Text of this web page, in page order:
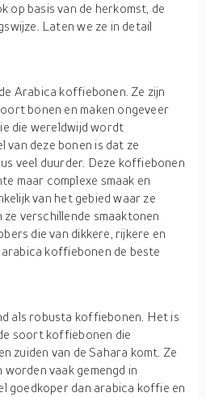
op basis van de herkomst, de
Laten we ze in detail
Arabica koffiebonen. Ze zijn
bonen en maken ongeveer
die wereldwijd wordt
van deze bonen is dat ze
veel duurder. Deze koffiebonen
maar complexe smaak en
van het gebied waar ze
verschillende smaaktonen
die van dikkere, rijkere en
koffiebonen de beste
als robusta koffiebonen. Het is
soort koffiebonen die
zuiden van de Sahara komt. Ze
worden vaak gemengd in
goedkoper dan arabica koffie en